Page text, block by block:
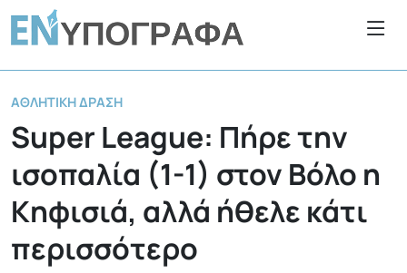
ΑΘΛΗΤΙΚΉ ΔΡΆΣΗ
Super League: Πήρε την
ισοπαλία (1-1) στον Βόλο η
Κηφισιά, αλλά ήθελε κάτι
περισσότερο